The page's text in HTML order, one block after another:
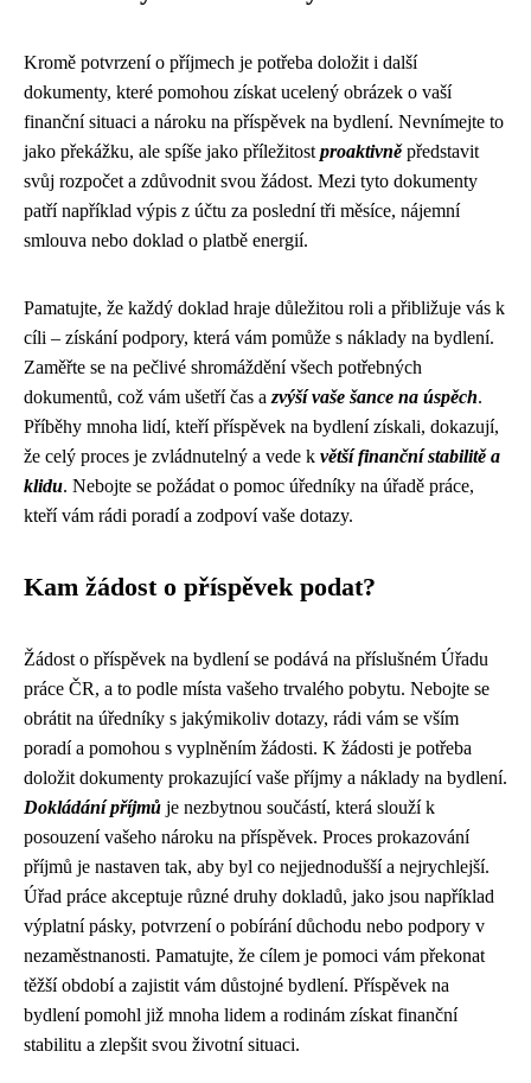
Kromě potvrzení o příjmech je potřeba doložit i další
dokumenty, které pomohou získat ucelený obrázek o vaší
finanční situaci a nároku na příspěvek na bydlení. Nevnímejte to
jako překážku, ale spíše jako příležitost proaktivněpředstavit
svůj rozpočet a zdůvodnit svou žádost. Mezi tyto dokumenty
patří například výpis z účtu za poslední tři měsíce, nájemní
smlouva nebo doklad o platbě energií.
Pamatujte, že každý doklad hraje důležitou roli a přibližuje vás k
cíli – získání podpory, která vám pomůže s náklady na bydlení.
Zaměřte se na pečlivé shromáždění všech potřebných
dokumentů, což vám ušetří čas a zvýší vaše šance na úspěch.
Příběhy mnoha lidí, kteří příspěvek na bydlení získali, dokazují,
že celý proces je zvládnutelný a vede k větší finanční stabilitě a
klidu. Nebojte se požádat o pomoc úředníky na úřadě práce,
kteří vám rádi poradí a zodpoví vaše dotazy.
Kam žádost o příspěvek podat?
Žádost o příspěvek na bydlení se podává na příslušném Úřadu
práce ČR, a to podle místa vašeho trvalého pobytu. Nebojte se
obrátit na úředníky s jakýmikoliv dotazy, rádi vám se vším
poradí a pomohou s vyplněním žádosti. K žádosti je potřeba
doložit dokumenty prokazující vaše příjmy a náklady na bydlení.
Dokládání příjmů je nezbytnou součástí, která slouží k
posouzení vašeho nároku na příspěvek. Proces prokazování
příjmů je nastaven tak, aby byl co nejjednodušší a nejrychlejší.
Úřad práce akceptuje různé druhy dokladů, jako jsou například
výplatní pásky, potvrzení o pobírání důchodu nebo podpory v
nezaměstnanosti. Pamatujte, že cílem je pomoci vám překonat
těžší období a zajistit vám důstojné bydlení. Příspěvek na
bydlení pomohl již mnoha lidem a rodinám získat finanční
stabilitu a zlepšit svou životní situaci.